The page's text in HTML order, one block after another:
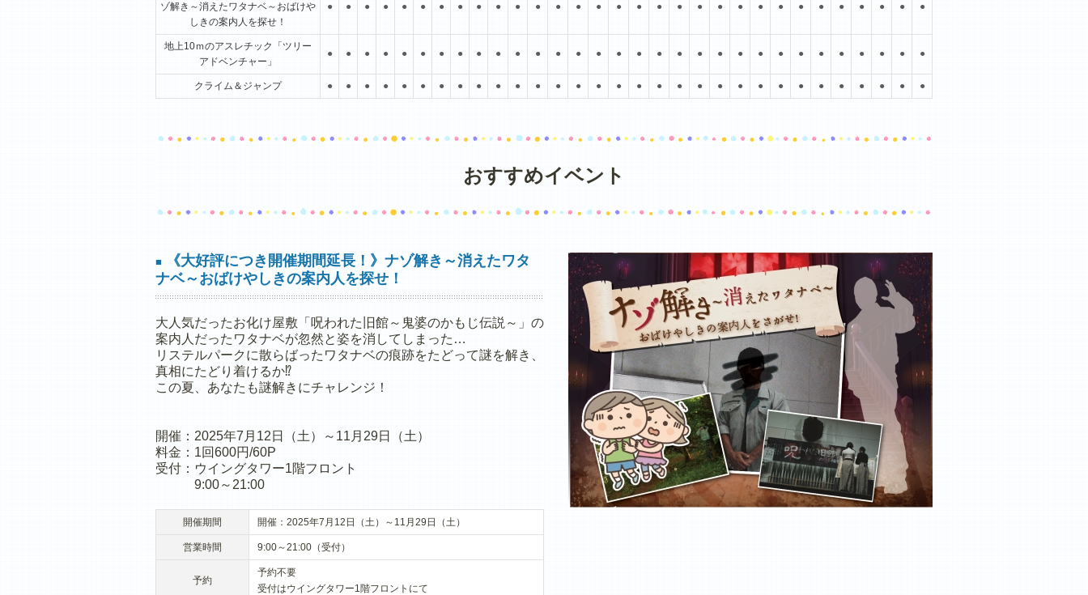
ゾ解き～消えたワタナベ～おばけや
しきの案内人を探せ！
● ● ● ● ● ● ● ● ● ● ● ● ● ● ● ● ● ● ● ● ● ● ● ● ● ● ● ● ● ● ●
地上10ｍのアスレチック「ツリー
アドベンチャー」
● ● ● ● ● ● ● ● ● ● ● ● ● ● ● ● ● ● ● ● ● ● ● ● ● ● ● ● ● ● ●
クライム＆ジャンプ ● ● ● ● ● ● ● ● ● ● ● ● ● ● ● ● ● ● ● ● ● ● ● ● ● ● ● ● ● ● ●
おすすめイベント
■
《大好評につき開催期間延長！》ナゾ解き～消えたワタ
ナベ～おばけやしきの案内人を探せ！
大人気だったお化け屋敷「呪われた旧館～鬼婆のかもじ伝説～」の
案内人だったワタナベが忽然と姿を消してしまった…
リステルパークに散らばったワタナベの痕跡をたどって謎を解き、
真相にたどり着けるか⁉
この夏、あなたも謎解きにチャレンジ！
開催：2025年7月12日（土）～11月29日（土）
料金：1回600円/60P
受付：ウイングタワー1階フロント
9:00～21:00
開催期間 開催：2025年7月12日（土）～11月29日（土）
営業時間 9:00～21:00（受付）
予約
予約不要
受付はウイングタワー1階フロントにて